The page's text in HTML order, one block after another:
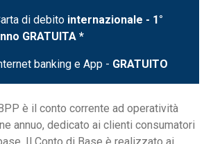
di debito internazionale - 1°
GRATUITA *
banking e App - GRATUITO
è il conto corrente ad operatività
annuo, dedicato ai clienti consumatori